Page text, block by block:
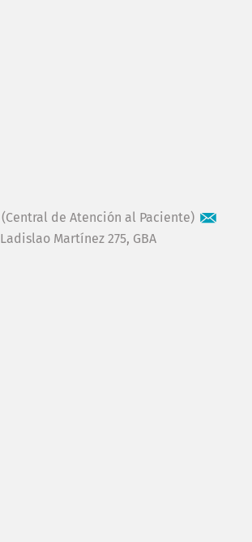
(Central de Atención al Paciente)
Ladislao Martínez 275, GBA